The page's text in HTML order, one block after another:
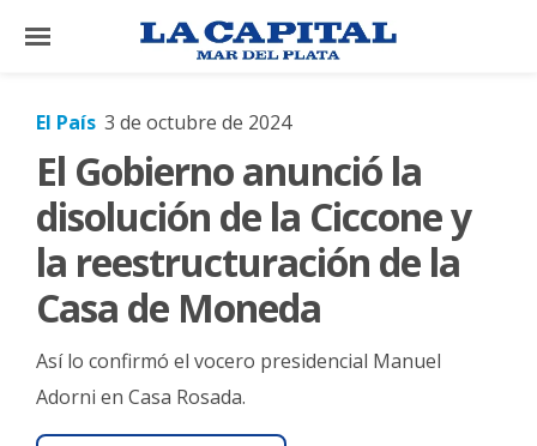
×
El
País
El
Mundo
La
Cultura
Tecnología
El País 3 de octubre de 2024
El Gobierno anunció la
disolución de la Ciccone y
la reestructuración de la
Casa de Moneda
Así lo confirmó el vocero presidencial Manuel
Adorni en Casa Rosada.